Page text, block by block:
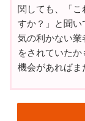
関しても、「こ
すか？」と聞い
気の利かない業
をされていたか
機会があればま